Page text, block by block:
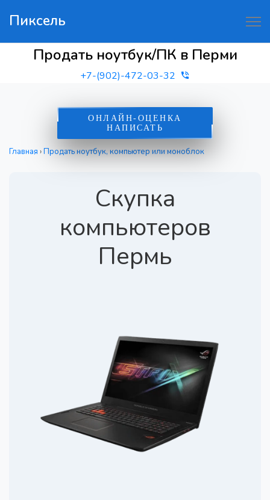
Пиксель
Продать ноутбук/ПК в Перми
+7-(902)-472-03-32
ОНЛАЙН-ОЦЕНКА
НАПИСАТЬ
Главная ›Продать ноутбук, компьютер или моноблок
Скупка
компьютеров
Пермь